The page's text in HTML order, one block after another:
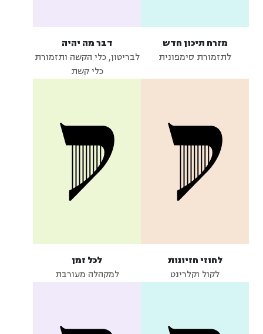
מזרח תיכון חדש
לתזמורת סימפונית
דבר מה יהיה
לבריטון, כלי הקשה ותזמורת
כלי קשת
לחוזי חזיונות
לקול וקלרינט
לכל זמן
למקהלה מעורבת